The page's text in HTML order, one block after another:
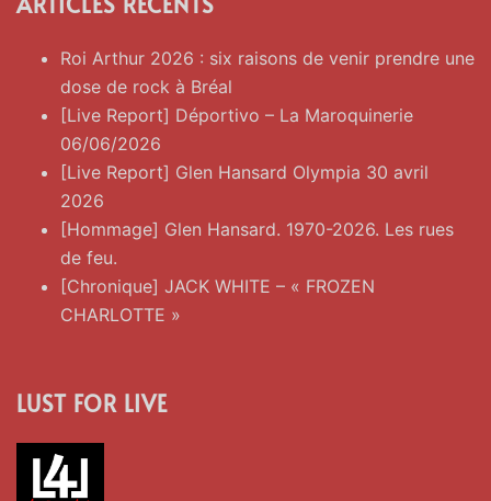
Roi Arthur 2026 : six raisons de venir prendre une
dose de rock à Bréal
[Live Report] Déportivo – La Maroquinerie
06/06/2026
[Live Report] Glen Hansard Olympia 30 avril
2026
[Hommage] Glen Hansard. 1970-2026. Les rues
de feu.
[Chronique] JACK WHITE – « FROZEN
CHARLOTTE »
LUST FOR LIVE